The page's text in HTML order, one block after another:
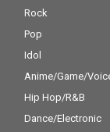
Rock
Pop
Idol
Anime/Game/
Hip Hop/R&B
Dance/Electronic